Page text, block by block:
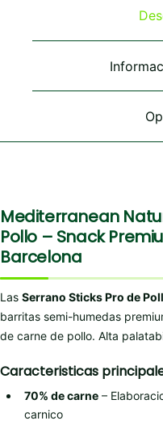
elegir
página
elegir
la
página
Mediterranean
Pollo – Snack
Barcelona
Las Serrano Sticks Pro de
barritas semi-humedas
de carne de pollo. Alta
Caracteristicas
70% de carne –
carnico